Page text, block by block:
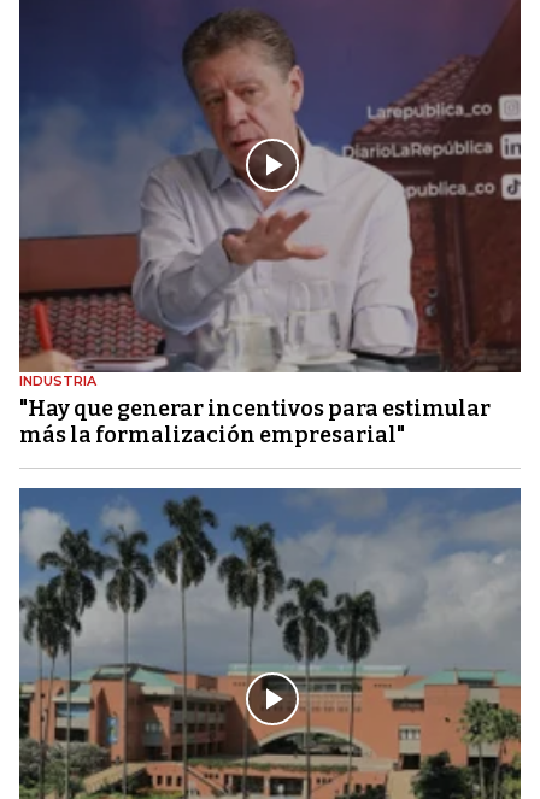
INDUSTRIA
"Hay que generar incentivos para estimular
más la formalización empresarial"